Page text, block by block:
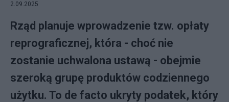
2.09.2025
Rząd planuje wprowadzenie tzw. opłaty
reprograficznej, która - choć nie
zostanie uchwalona ustawą - obejmie
szeroką grupę produktów codziennego
użytku. To de facto ukryty podatek, który